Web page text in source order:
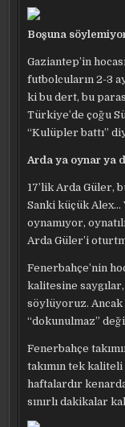
Boşuna
Gaziantep’in
futbolcuların 2-3
ki bu dert, bu
Türkiye’de çoğu
“Kulüpler battı”
Arda ya oynar ya
17’lik Arda Güler,
Sanki küçük Alex…
oynamıyor,
Arda Güler’i
Fenerbahçe’nin
kalitesine
söylüyoruz.
“dokunulmaz”
Fenerbahçe
takımın tek kaliteli
haftalardır
sınırlı dakikalar